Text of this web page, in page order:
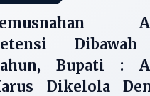
Bupati :
Dikelola